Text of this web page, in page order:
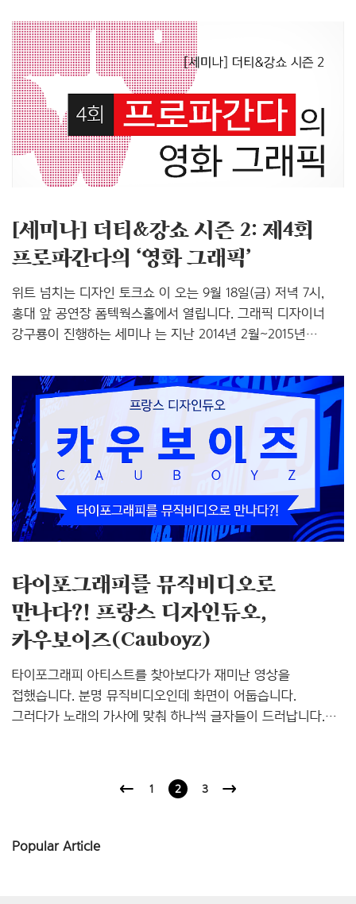
추구하는 그룹와이(윤디자인연구소)의 아티스트
네트워크입니다. 이번 프로젝트는 2015년 한해의 작업을
되돌아보고 여러 가지 이유로 신경 쓰지 못했던 작업물들을
찾아 재탄생시키고자 하는 취지에서 시작했습니다. 총 8곳의
디자인 스튜디오(0.1, 더블디, 무브투무브, 블랙아웃, 스팍스
에디션, 타불라라사, 오늘의 잔업, 홍석영)가 참여한 이번
프로젝트는 2016년의 새로운 영감을 교류하는 시간인
‘구리스마스 파티’와 새롭게 변신한 재작업물들을 만나볼..
[세미나] 더티&강쇼 시즌 2: 제4회
프로파간다의 ‘영화 그래픽’
위트 넘치는 디자인 토크쇼 이 오는 9월 18일(금) 저녁 7시,
홍대 앞 공연장 폼텍웍스홀에서 열립니다. 그래픽 디자이너
강구룡이 진행하는 세미나 는 지난 2014년 2월~2015년
소통하기 위해 지금 홍대에서 가장 핫한 공연장에서
진행되지요. 지난해에 이어 올해에도 S/O PROJECT 조현
대표, 그래픽 디자이너 ‘슬기와 민’의 최성민, 스튜디오 MYKC,
스튜디오 프로파간다, Plus X 신명섭 이사 등 ‘디자이너들이
가장 만나고 싶어하는 디자이너들’을 초대해 그들의 작업과 그
주변 이야기를 나누고 있답니다. 포스터 디자인: 디자인
스튜디오 청춘, 강구룡 제4회 초대 작가는 우리에게 영화 , ,
등의 포스터 작업으로 유명한 그래픽 디자인..
타이포그래피를 뮤직비디오로
만나다?! 프랑스 디자인듀오,
카우보이즈(Cauboyz)
타이포그래피 아티스트를 찾아보다가 재미난 영상을
접했습니다. 분명 뮤직비디오인데 화면이 어둡습니다.
그러다가 노래의 가사에 맞춰 하나씩 글자들이 드러납니다.
틀었던 것이더군요. 누가 봐도 손이 참 많이 간 작품이라는
생각이 들었습니다. 결국 이들이 작업한 영상들을 전부
관점으로 타이포그래피를 다루는 프랑스의 디자인듀오,
1 2 3
Popular Article